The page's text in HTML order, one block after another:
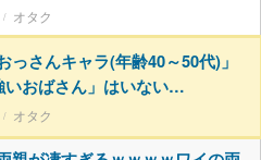
オタク
っさんキャラ(年齢40～50代)」
いおばさん」はいない…
オタク